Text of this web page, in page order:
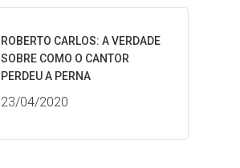
ROBERTO CARLOS: A VERDADE
SOBRE COMO O CANTOR
PERDEU A PERNA
23/04/2020